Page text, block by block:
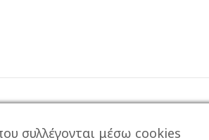
συλλέγονται μέσω cookies